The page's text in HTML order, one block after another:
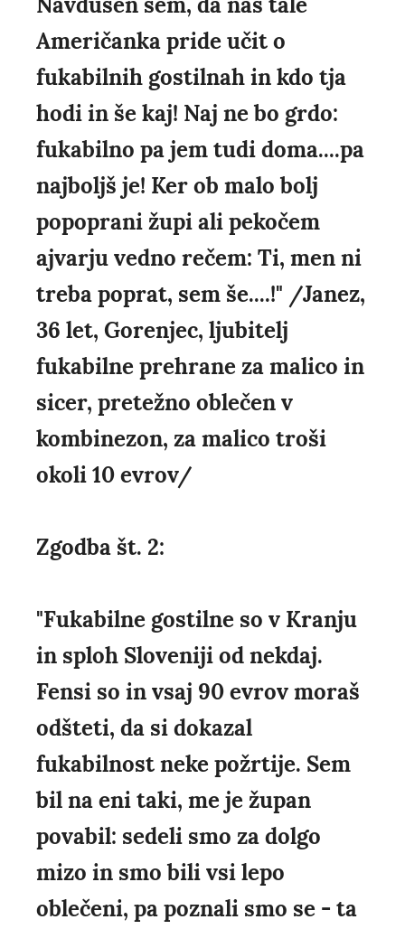
Američanka pride učit o
fukabilnih gostilnah in kdo tja
hodi in še kaj! Naj ne bo grdo:
fukabilno pa jem tudi doma....pa
najboljš je! Ker ob malo bolj
popoprani župi ali pekočem
ajvarju vedno rečem: Ti, men ni
treba poprat, sem še....!" /Janez,
36 let, Gorenjec, ljubitelj
fukabilne prehrane za malico in
sicer, pretežno oblečen v
kombinezon, za malico troši
okoli 10 evrov/
Zgodba št. 2:
"Fukabilne gostilne so v Kranju
in sploh Sloveniji od nekdaj.
Fensi so in vsaj 90 evrov moraš
odšteti, da si dokazal
fukabilnost neke požrtije. Sem
bil na eni taki, me je župan
povabil: sedeli smo za dolgo
mizo in smo bili vsi lepo
oblečeni, pa poznali smo se - ta